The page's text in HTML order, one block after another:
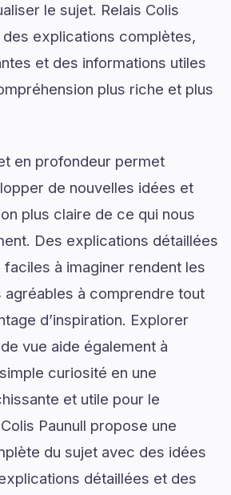
le sujet. Relais Colis
des explications complètes,
et des informations utiles
plus riche et plus
en profondeur permet
de nouvelles idées et
plus claire de ce qui nous
Des explications détaillées
à imaginer rendent les
agréables à comprendre tout
d’inspiration. Explorer
vue aide également à
curiosité en une
et utile pour le
Paunull propose une
du sujet avec des idées
détaillées et des